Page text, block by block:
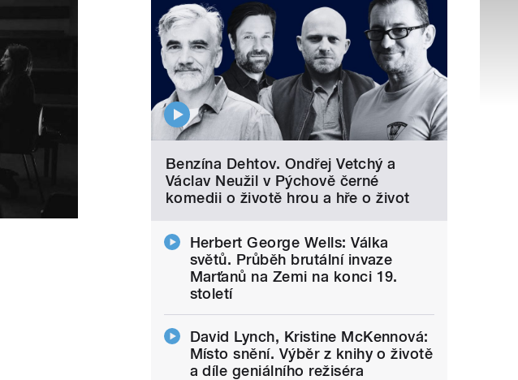
Benzína Dehtov. Ondřej Vetchý a
Václav Neužil v Pýchově černé
komedii o životě hrou a hře o život
Herbert George Wells: Válka
světů. Průběh brutální invaze
Marťanů na Zemi na konci 19.
století
David Lynch, Kristine McKennová:
Místo snění. Výběr z knihy o životě
a díle geniálního režiséra